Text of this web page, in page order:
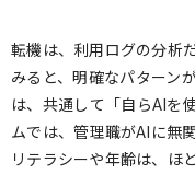
転機は、利用ログの分析
みると、明確なパターン
は、共通して「自らAIを
ムでは、管理職がAIに無
リテラシーや年齢は、ほ